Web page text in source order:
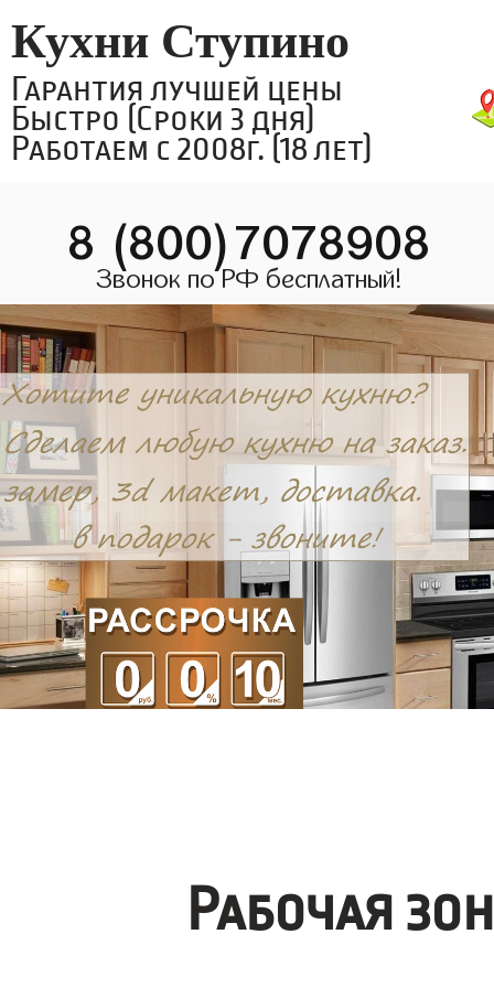
Кухни Ступино
Гарантия лучшей цены
Быстро (Сроки 3 дня)
Работаем с 2008г. (18 лет)
8 (800)7078908
Звонок по РФ бесплатный!
Рабочая